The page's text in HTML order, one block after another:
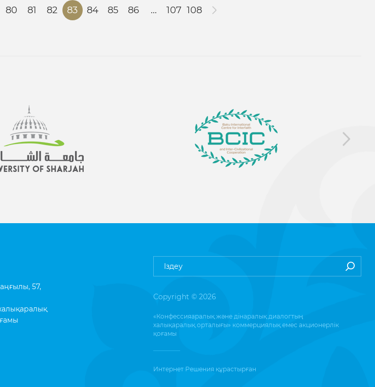
80 81 82 83 84 85 86 ... 107 108
57,
Copyright © 2026
«Конфессияаралық және дінаралық диалогтың
халықаралық орталығы» коммерциялық емес акционерлік
қоғамы
Интернет Решения құрастырған